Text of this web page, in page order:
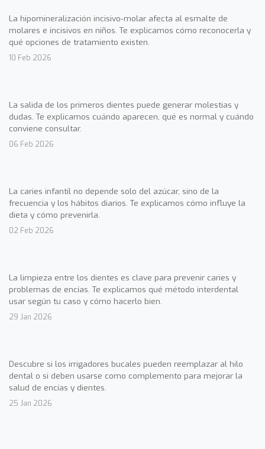
La hipomineralización incisivo-molar afecta al esmalte de
molares e incisivos en niños. Te explicamos cómo reconocerla y
qué opciones de tratamiento existen.
10 Feb 2026
La salida de los primeros dientes puede generar molestias y
dudas. Te explicamos cuándo aparecen, qué es normal y cuándo
conviene consultar.
06 Feb 2026
La caries infantil no depende solo del azúcar, sino de la
frecuencia y los hábitos diarios. Te explicamos cómo influye la
dieta y cómo prevenirla.
02 Feb 2026
La limpieza entre los dientes es clave para prevenir caries y
problemas de encías. Te explicamos qué método interdental
usar según tu caso y cómo hacerlo bien.
29 Jan 2026
Descubre si los irrigadores bucales pueden reemplazar al hilo
dental o si deben usarse como complemento para mejorar la
salud de encías y dientes.
25 Jan 2026